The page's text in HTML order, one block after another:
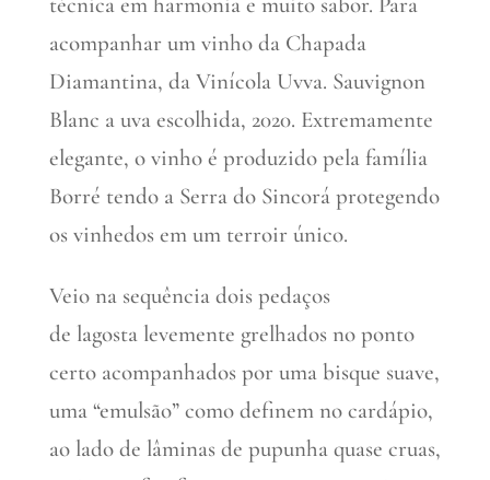
acompanhar um vinho da Chapada
Diamantina, da Vinícola Uvva. Sauvignon
Blanc a uva escolhida, 2020. Extremamente
elegante, o vinho é produzido pela família
Borré tendo a Serra do Sincorá protegendo
os vinhedos em um terroir único.
Veio na sequência dois pedaços
de lagosta levemente grelhados no ponto
certo acompanhados por uma bisque suave,
uma “emulsão” como definem no cardápio,
ao lado de lâminas de pupunha quase cruas,